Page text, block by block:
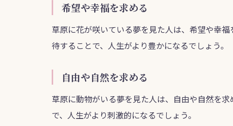
希望や幸福を求める
草原に花が咲いている夢を見た人は、希望や幸
待することで、人生がより豊かになるでしょう。
自由や自然を求める
草原に動物がいる夢を見た人は、自由や自然を
で、人生がより刺激的になるでしょう。